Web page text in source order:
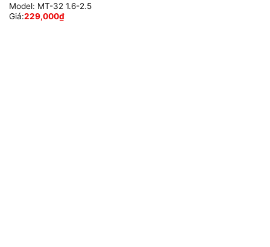
Model: MT-32 1.6-2.5
Giá:229,000₫